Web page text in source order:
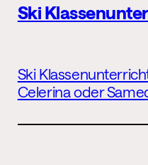
Ski
Ski
Celerina oder